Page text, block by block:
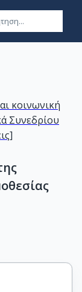
κοινωνική
Συνεδρίου